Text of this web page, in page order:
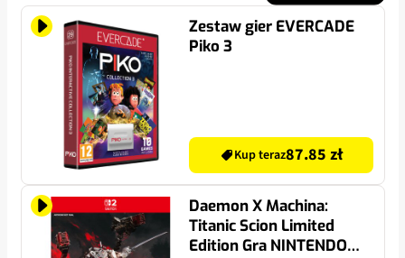
Zestaw gier EVERCADE
Piko 3
Kup teraz87.85 zł
Daemon X Machina:
Titanic Scion Limited
Edition Gra NINTENDO